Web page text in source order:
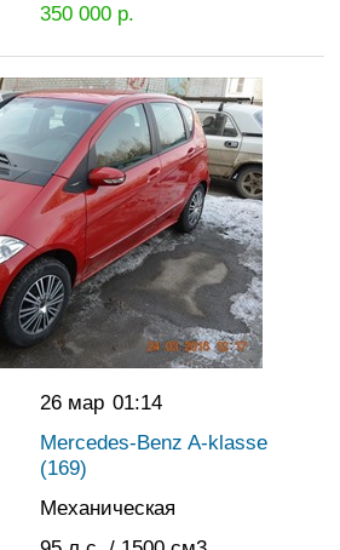
350 000р.
26 мар 01:14
Mercedes-Benz A-klasse
(169)
Механическая